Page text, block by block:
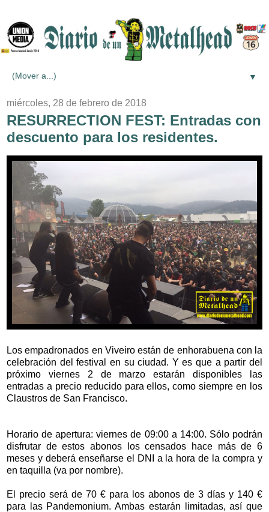
▼
miércoles, 28 de febrero de 2018
RESURRECTION FEST: Entradas con
descuento para los residentes.
Los empadronados en Viveiro están de enhorabuena con la
celebración del festival en su ciudad. Y es que a partir del
próximo viernes 2 de marzo estarán disponibles las
entradas a precio reducido para ellos, como siempre en los
Claustros de San Francisco.
Horario de apertura: viernes de 09:00 a 14:00. Sólo podrán
disfrutar de estos abonos los censados hace más de 6
meses y deberá enseñarse el DNI a la hora de la compra y
en taquilla (va por nombre).
El precio será de 70 € para los abonos de 3 días y 140 €
para las Pandemonium. Ambas estarán limitadas, así que